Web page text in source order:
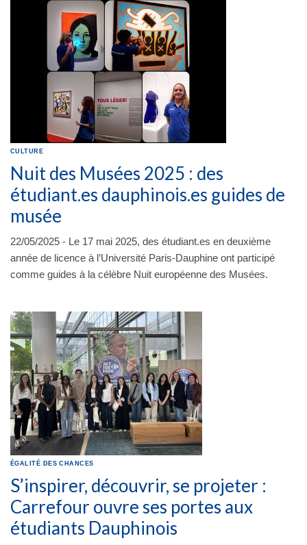
CULTURE
Nuit des Musées 2025 : des
étudiant.es dauphinois.es guides de
musée
22/05/2025 - Le 17 mai 2025, des étudiant.es en deuxième
année de licence à l’Université Paris-Dauphine ont participé
comme guides à la célèbre Nuit européenne des Musées.
ÉGALITÉ DES CHANCES
S’inspirer, découvrir, se projeter :
Carrefour ouvre ses portes aux
étudiants Dauphinois